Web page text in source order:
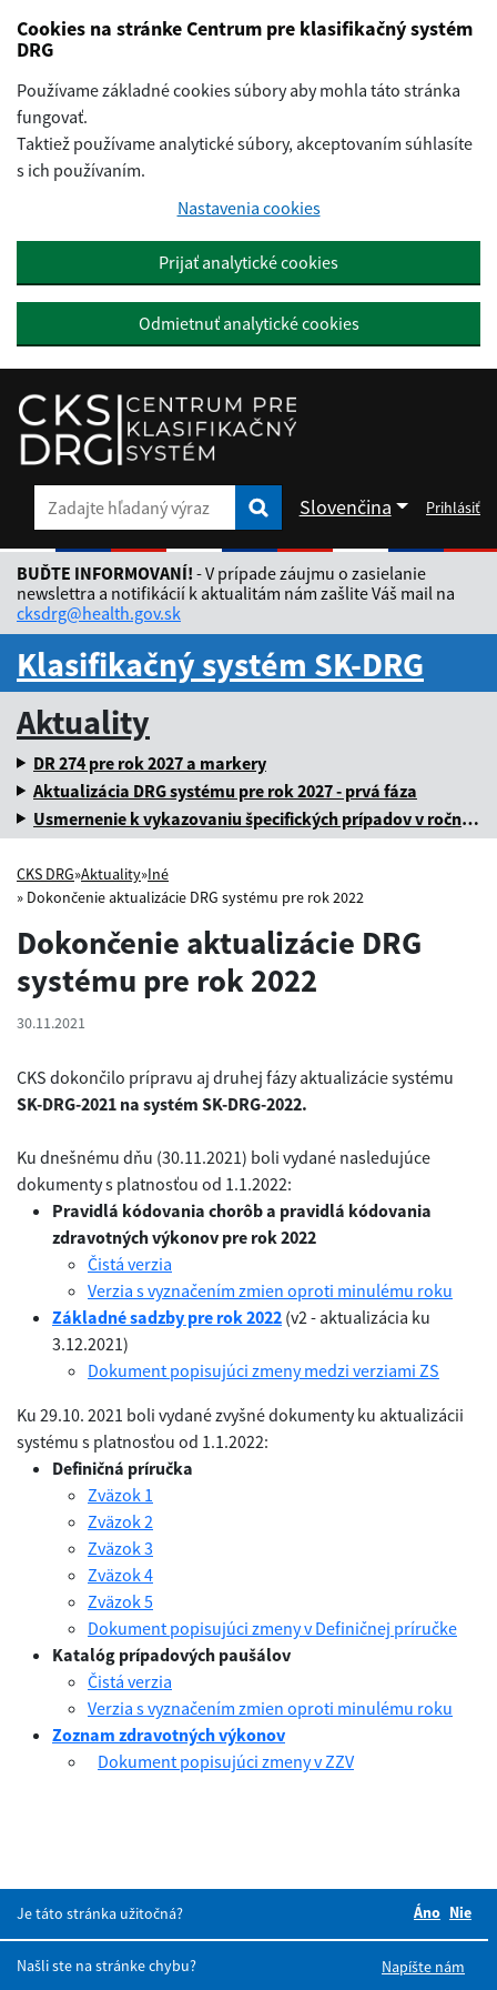
Preskočiť na hlavný obsah
Cookies na stránke Centrum pre klasifikačný systém
DRG
Používame základné cookies súbory aby mohla táto stránka
fungovať.
Taktiež používame analytické súbory, akceptovaním súhlasíte
s ich používaním.
Nastavenia cookies
Prijať analytické cookies
Odmietnuť analytické cookies
Zadajte hľadaný výraz Zadajte hľadaný výraz
Slovenčina
Rozbaliť jazykové menu
Prihlásiť
BUĎTE INFORMOVANÍ! - V prípade záujmu o zasielanie
newslettra a notifikácií k aktualitám nám zašlite Váš mail na
cksdrg@health.gov.sk
Klasifikačný systém SK-DRG
Aktuality
DR 274 pre rok 2027 a markery
Aktualizácia DRG systému pre rok 2027 - prvá fáza
Usmernenie k vykazovaniu špecifických prípadov v ročnej dávke za rok 2025
CKS DRG»Aktuality»Iné
» Dokončenie aktualizácie DRG systému pre rok 2022
Dokončenie aktualizácie DRG
systému pre rok 2022
30.11.2021
CKS dokončilo prípravu aj druhej fázy aktualizácie systému
SK-DRG-2021 na systém SK-DRG-2022.
Ku dnešnému dňu (30.11.2021) boli vydané nasledujúce
dokumenty s platnosťou od 1.1.2022:
Pravidlá kódovania chorôb a pravidlá kódovania
zdravotných výkonov pre rok 2022
Čistá verzia
Verzia s vyznačením zmien oproti minulému roku
Základné sadzby pre rok 2022 (v2 - aktualizácia ku
3.12.2021)
Dokument popisujúci zmeny medzi verziami ZS
Ku 29.10. 2021 boli vydané zvyšné dokumenty ku aktualizácii
systému s platnosťou od 1.1.2022:
Definičná príručka
Zväzok 1
Zväzok 2
Zväzok 3
Zväzok 4
Zväzok 5
Dokument popisujúci zmeny v Definičnej príručke
Katalóg prípadových paušálov
Čistá verzia
Verzia s vyznačením zmien oproti minulému roku
Zoznam zdravotných výkonov
Dokument popisujúci zmeny v ZZV
Je táto stránka užitočná? Áno Boli
Nie
Našli ste na stránke chybu? Napíšte nám